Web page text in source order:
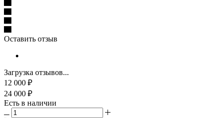
Оставить отзыв
Загрузка отзывов...
12 000 ₽
24 000 ₽
Есть в наличии